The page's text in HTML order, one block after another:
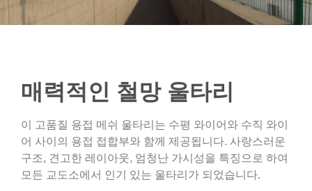
매력적인 철망 울타리
이 고품질 용접 메쉬 울타리는 수평 와이어와 수직 와이
어 사이의 용접 접합부와 함께 제공됩니다. 사랑스러운
구조, 견고한 레이아웃, 엄청난 가시성을 특징으로 하여
모든 교도소에서 인기 있는 울타리가 되었습니다.